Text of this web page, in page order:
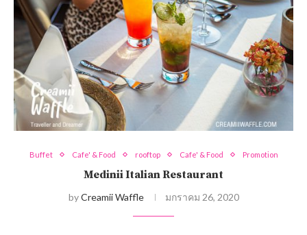
Buffet Cafe' & Food rooftop Cafe' & Food Promotion
Medinii Italian Restaurant
byCreamii Waffle มกราคม 26, 2020